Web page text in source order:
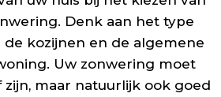
Denk aan het type
de kozijnen en de algemene
Uw zonwering moet
maar natuurlijk ook goed